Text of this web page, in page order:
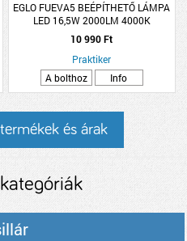
EGLO FUEVA5 BEÉPÍTHETŐ LÁMPA
LED 16,5W 2000LM 4000K
21,6X21,6CM FEKETE
10 990 Ft
Praktiker
A bolthoz
Info
és árak